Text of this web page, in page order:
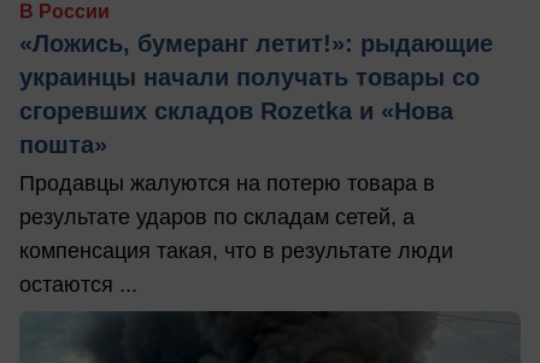
В России
«Ложись, бумеранг летит!»: рыдающие
украинцы начали получать товары со
сгоревших складов Rozetka и «Нова
пошта»
Продавцы жалуются на потерю товара в
результате ударов по складам сетей, а
компенсация такая, что в результате люди
остаются ...